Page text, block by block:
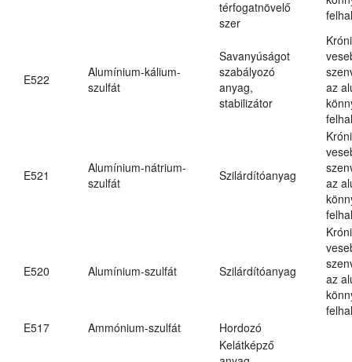
térfogatnövelő
szer
E522
Alumínium-kálium-
szulfát
Savanyúságot
szabályozó
anyag,
stabilizátor
az
E521
Alumínium-nátrium-
szulfát
Szilárdítóanyag
az
E520 Alumínium-szulfát Szilárdítóanyag
az
E517
Ammónium-szulfát
Hordozó
Kelátképző